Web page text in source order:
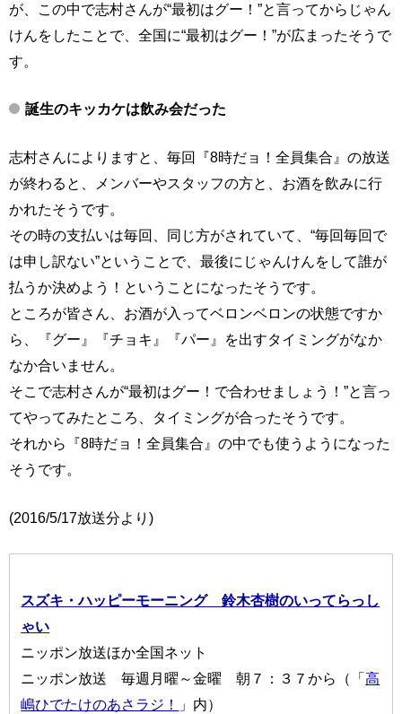
が、この中で志村さんが“最初はグー！”と言ってからじゃん
けんをしたことで、全国に“最初はグー！”が広まったそうで
す。
誕生のキッカケは飲み会だった
志村さんによりますと、毎回『8時だョ！全員集合』の放送
が終わると、メンバーやスタッフの方と、お酒を飲みに行
かれたそうです。
その時の支払いは毎回、同じ方がされていて、“毎回毎回で
は申し訳ない”ということで、最後にじゃんけんをして誰が
払うか決めよう！ということになったそうです。
ところが皆さん、お酒が入ってベロンベロンの状態ですか
ら、『グー』『チョキ』『パー』を出すタイミングがなか
なか合いません。
そこで志村さんが“最初はグー！で合わせましょう！”と言っ
てやってみたところ、タイミングが合ったそうです。
それから『8時だョ！全員集合』の中でも使うようになった
そうです。
(2016/5/17放送分より)
スズキ・ハッピーモーニング 鈴木杏樹のいってらっし
ゃい
ニッポン放送ほか全国ネット
ニッポン放送 毎週月曜～金曜 朝７：３７から（「高
嶋ひでたけのあさラジ！
」内）